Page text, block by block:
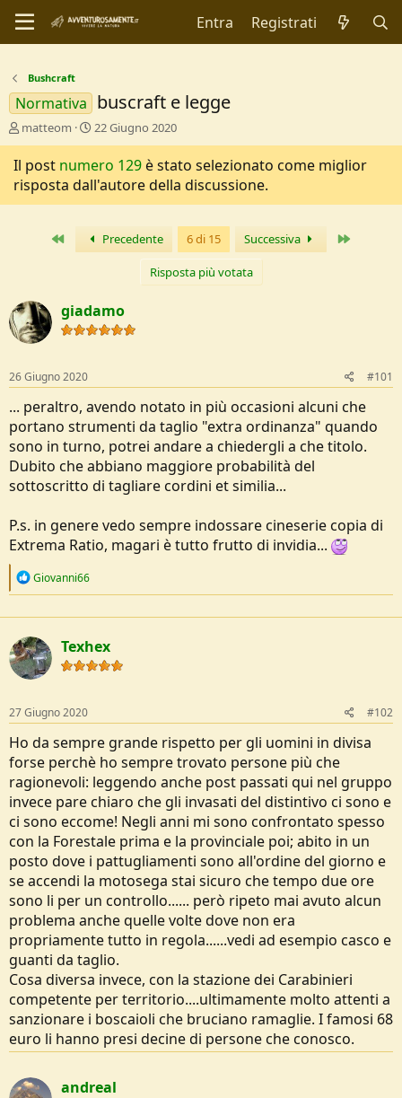
Entra Registrati
Bushcraft
Normativa buscraft e legge
C
r
e
a
t
o
c
u
s
o
n
e
matteom
D
a
t
a
d
i
n
i
o
22 Giugno 2020
Il post numero 129è stato selezionato come miglior
risposta dall'autore della discussione.
Primo Precedente 6 di 15 Successiva
Risposta più votata
giadamo
26 Giugno 2020 #101
... peraltro, avendo notato in più occasioni alcuni che
portano strumenti da taglio "extra ordinanza" quando
sono in turno, potrei andare a chiedergli a che titolo.
Dubito che abbiano maggiore probabilità del
sottoscritto di tagliare cordini et similia...
P.s. in genere vedo sempre indossare cineserie copia di
Extrema Ratio, magari è tutto frutto di invidia...
R
c
t
i
o
n
:
Giovanni66
Texhex
27 Giugno 2020 #102
Ho da sempre grande rispetto per gli uomini in divisa
forse perchè ho sempre trovato persone più che
ragionevoli: leggendo anche post passati qui nel gruppo
invece pare chiaro che gli invasati del distintivo ci sono e
ci sono eccome! Negli anni mi sono confrontato spesso
con la Forestale prima e la provinciale poi; abito in un
posto dove i pattugliamenti sono all'ordine del giorno e
se accendi la motosega stai sicuro che tempo due ore
sono li per un controllo...... però ripeto mai avuto alcun
problema anche quelle volte dove non era
propriamente tutto in regola......vedi ad esempio casco e
guanti da taglio.
Cosa diversa invece, con la stazione dei Carabinieri
competente per territorio....ultimamente molto attenti a
sanzionare i boscaioli che bruciano ramaglie. I famosi 68
euro li hanno presi decine di persone che conosco.
andreal